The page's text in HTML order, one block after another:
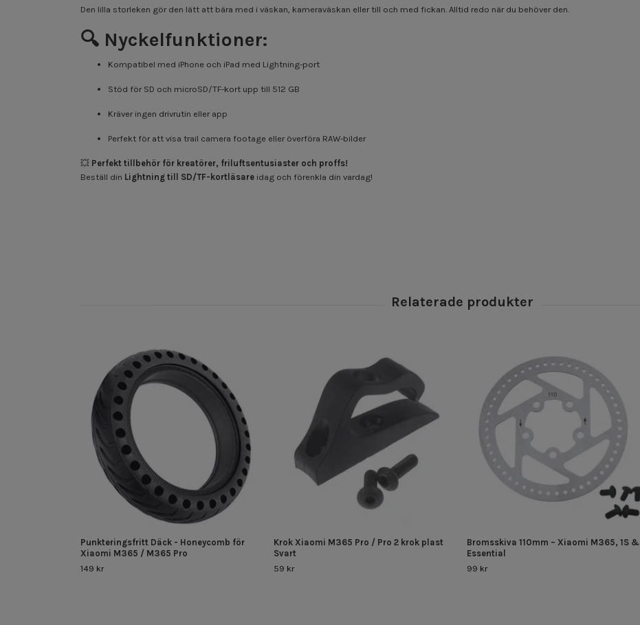
Den lilla storleken gör den lätt att bära med i väskan, kameraväskan eller till och med fickan. Alltid redo när du behöver den.
🔍 Nyckelfunktioner:
Kompatibel med iPhone och iPad med Lightning-port
Stöd för SD och microSD/TF-kort upp till 512 GB
Kräver ingen drivrutin eller app
Perfekt för att visa trail camera footage eller överföra RAW-bilder
💥 Perfekt tillbehör för kreatörer, friluftsentusiaster och proffs!
Beställ din Lightning till SD/TF-kortläsare idag och förenkla din vardag!
Punkteringsfritt Däck - Honeycomb för
Xiaomi M365 / M365 Pro
149 kr
Krok Xiaomi M365 Pro / Pro 2 krok plast
Svart
59 kr
Bromsskiva 110mm – Xiaomi M365, 1S &
Essential
99 kr